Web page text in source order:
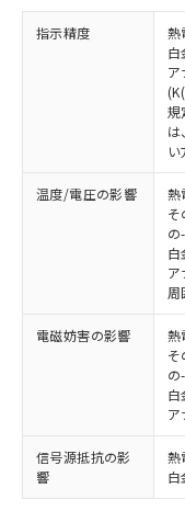
指示精度
温度/電圧の影響
電磁妨害の影響
信号源抵抗の影
響
くださ
在庫
事前
示し
マイ
ビス
メン
ありま
お客様
登録
およ
品・
引・
※当社
の共
用者
指しま
※2 対応予
部品在庫の
月が前後す
※3 非含
下記の非含
とができま
EU RoHS指
51物質の非
※本証明書
るもので、
また、
物質の対応
荷製品に未
※2 環境保
「ｅ」：有
準値以下で
「10」：通
質が外部に
及ぼさない
「－」：未
い合わせく
使用い
当社
場合
該第
販売
法に
り引
合意